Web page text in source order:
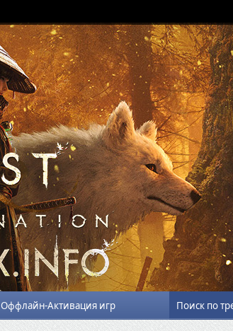
Оффлайн-Активация игр